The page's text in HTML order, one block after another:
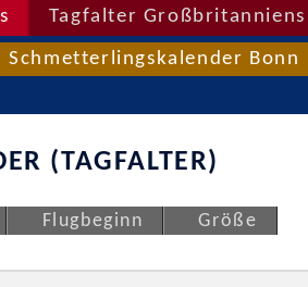
Tagfalter Großbritanniens
Schmetterlingskalender Bonn
(TAGFALTER)
Flugbeginn Größe